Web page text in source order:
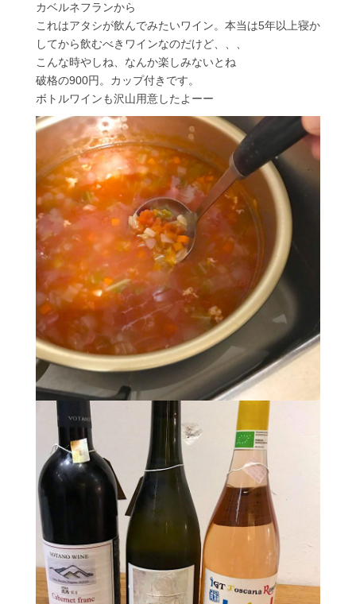
カベルネフランから
これはアタシが飲んでみたいワイン。本当は5年以上寝か
してから飲むべきワインなのだけど、、、
こんな時やしね、なんか楽しみないとね
破格の900円。カップ付きです。
ボトルワインも沢山用意したよーー